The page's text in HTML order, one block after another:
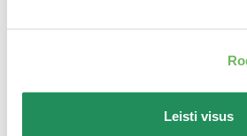
Leisti visus